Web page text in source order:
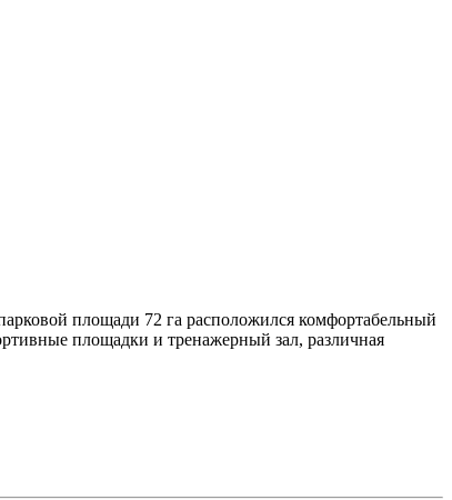
площади 72 га расположился комфортабельный
площадки и тренажерный зал, различная